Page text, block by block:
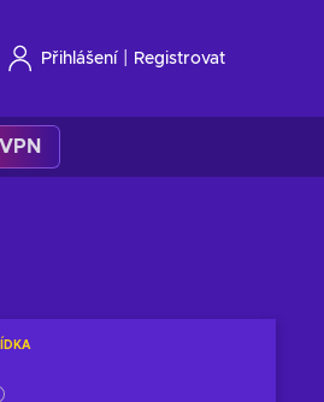
Přihlášení| Registrovat